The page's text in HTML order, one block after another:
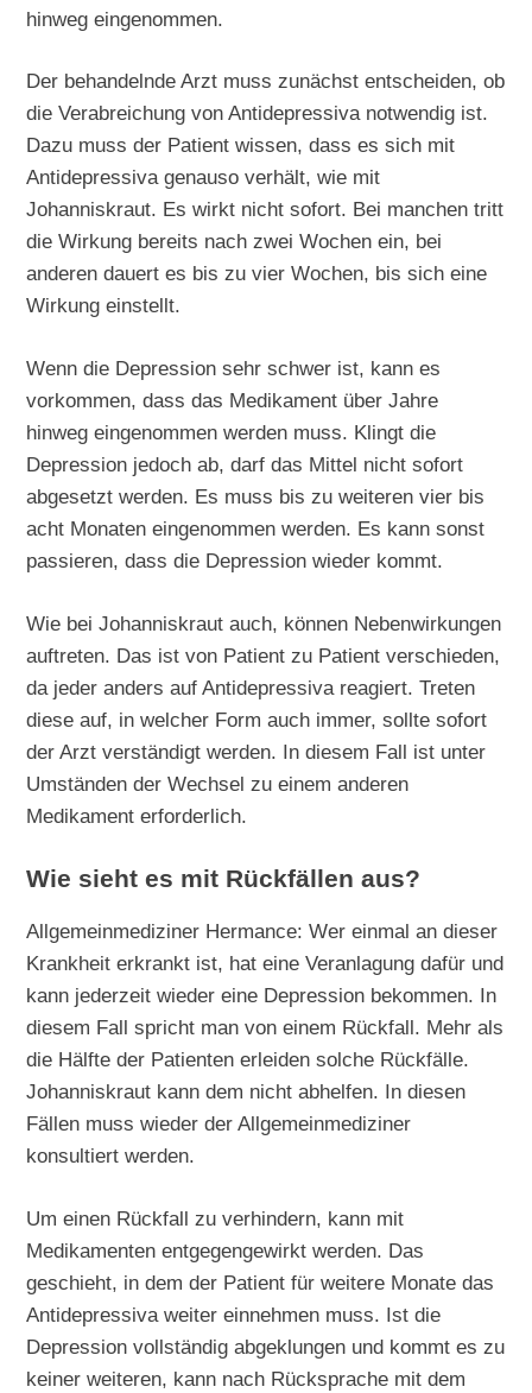
hinweg eingenommen.
Der behandelnde Arzt muss zunächst entscheiden, ob
die Verabreichung von Antidepressiva notwendig ist.
Dazu muss der Patient wissen, dass es sich mit
Antidepressiva genauso verhält, wie mit
Johanniskraut. Es wirkt nicht sofort. Bei manchen tritt
die Wirkung bereits nach zwei Wochen ein, bei
anderen dauert es bis zu vier Wochen, bis sich eine
Wirkung einstellt.
Wenn die Depression sehr schwer ist, kann es
vorkommen, dass das Medikament über Jahre
hinweg eingenommen werden muss. Klingt die
Depression jedoch ab, darf das Mittel nicht sofort
abgesetzt werden. Es muss bis zu weiteren vier bis
acht Monaten eingenommen werden. Es kann sonst
passieren, dass die Depression wieder kommt.
Wie bei Johanniskraut auch, können Nebenwirkungen
auftreten. Das ist von Patient zu Patient verschieden,
da jeder anders auf Antidepressiva reagiert. Treten
diese auf, in welcher Form auch immer, sollte sofort
der Arzt verständigt werden. In diesem Fall ist unter
Umständen der Wechsel zu einem anderen
Medikament erforderlich.
Wie sieht es mit Rückfällen aus?
Allgemeinmediziner Hermance: Wer einmal an dieser
Krankheit erkrankt ist, hat eine Veranlagung dafür und
kann jederzeit wieder eine Depression bekommen. In
diesem Fall spricht man von einem Rückfall. Mehr als
die Hälfte der Patienten erleiden solche Rückfälle.
Johanniskraut kann dem nicht abhelfen. In diesen
Fällen muss wieder der Allgemeinmediziner
konsultiert werden.
Um einen Rückfall zu verhindern, kann mit
Medikamenten entgegengewirkt werden. Das
geschieht, in dem der Patient für weitere Monate das
Antidepressiva weiter einnehmen muss. Ist die
Depression vollständig abgeklungen und kommt es zu
keiner weiteren, kann nach Rücksprache mit dem